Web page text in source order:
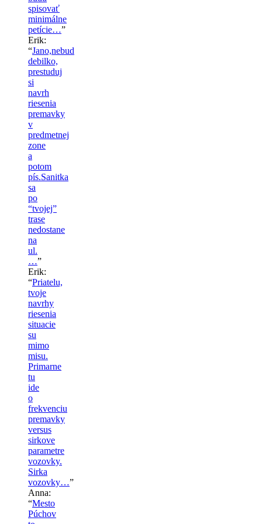
spisovať
minimálne
petície…”
Erik:
“Jano,nebud
debilko,
prestuduj
si
navrh
riesenia
premavky
v
predmetnej
zone
a
potom
pís.Sanitka
sa
po
“tvojej”
trase
nedostane
na
ul.
…”
Erik:
“Priatelu,
tvoje
navrhy
riesenia
situacie
su
mimo
misu.
Primarne
tu
ide
o
frekvenciu
premavky
versus
sirkove
parametre
vozovky.
Sirka
vozovky…”
Anna:
“Mesto
Púchov